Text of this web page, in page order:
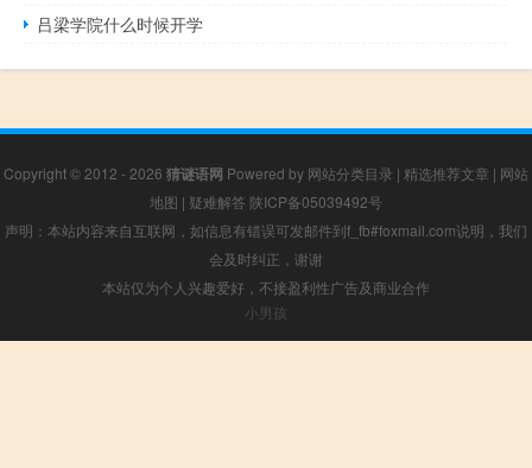
吕梁学院什么时候开学
Copyright © 2012 - 2026 猜谜语网 Powered by 网站分类目录 | 精选推荐文章 | 网站
地图 | 疑难解答 陕ICP备05039492号
声明：本站内容来自互联网，如信息有错误可发邮件到f_fb#foxmail.com说明，我们
会及时纠正，谢谢
本站仅为个人兴趣爱好，不接盈利性广告及商业合作
小男孩